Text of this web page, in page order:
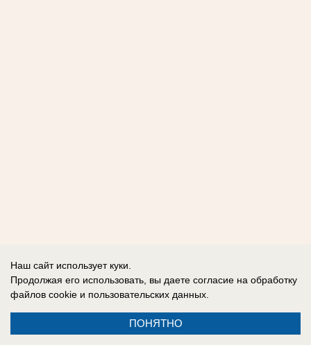
Наш сайт использует куки.
Продолжая его использовать, вы даете согласие на обработку
файлов cookie и пользовательских данных.
ПОНЯТНО